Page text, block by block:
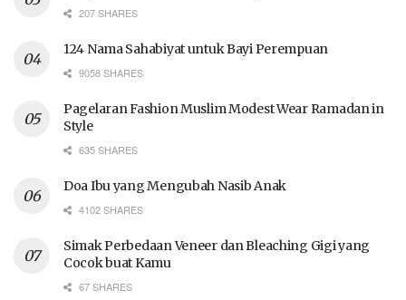
207 SHARES
124 Nama Sahabiyat untuk Bayi Perempuan
9058 SHARES
Pagelaran Fashion Muslim Modest Wear Ramadan in
Style
635 SHARES
Doa Ibu yang Mengubah Nasib Anak
4102 SHARES
Simak Perbedaan Veneer dan Bleaching Gigi yang
Cocok buat Kamu
67 SHARES